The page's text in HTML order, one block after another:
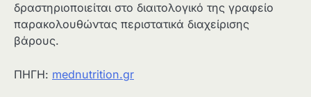
δραστηριοποιείται στο διαιτολογικό της γραφείο
παρακολουθώντας περιστατικά διαχείρισης
βάρους.
ΠΗΓΗ: mednutrition.gr